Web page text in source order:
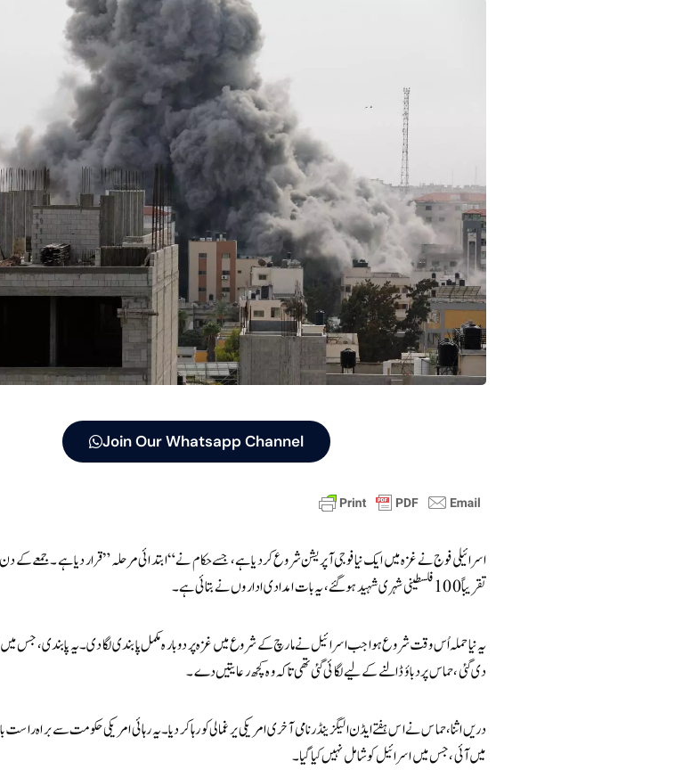
Join Our Whatsapp Channel
اسرائیلی فوج نے غزہ میں ایک نیا فوجی آپریشن شروع کر دیا ہے، جسے حکام نے “ابتدائی مرحلہ” قرار دیا ہے۔ جمعے کے
تقریباً 100 فلسطینی شہری شہید ہو گئے، یہ بات امدادی اداروں نے بتائی ہے۔
یہ نیا حملہ اُس وقت شروع ہوا جب اسرائیل نے مارچ کے شروع میں غزہ پر دوبارہ مکمل پابندی لگا دی۔ یہ پابندی، جس میں
دی گئی، حماس پر دباؤ ڈالنے کے لیے لگائی گئی تھی تاکہ وہ کچھ رعایتیں دے۔
دریں اثنا، حماس نے اس ہفتے ایڈن الیگزینڈر نامی آخری امریکی یرغمالی کو رہا کر دیا۔ یہ رہائی امریکی حکومت سے براہ
میں آئی، جس میں اسرائیل کو شامل نہیں کیا گیا۔